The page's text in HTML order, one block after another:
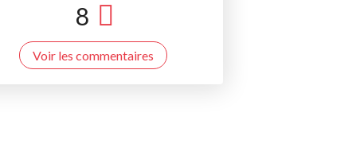
8
Voir les commentaires